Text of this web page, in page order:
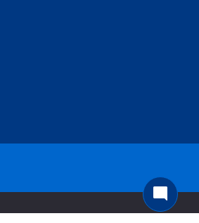
mode_comment